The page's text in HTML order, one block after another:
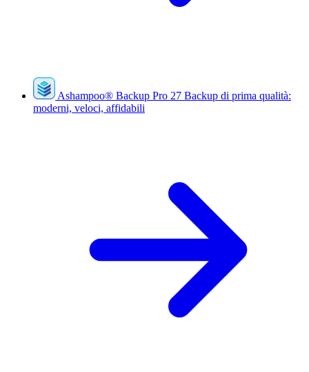
Ashampoo® Backup Pro 27 Backup di prima qualità:
moderni, veloci, affidabili